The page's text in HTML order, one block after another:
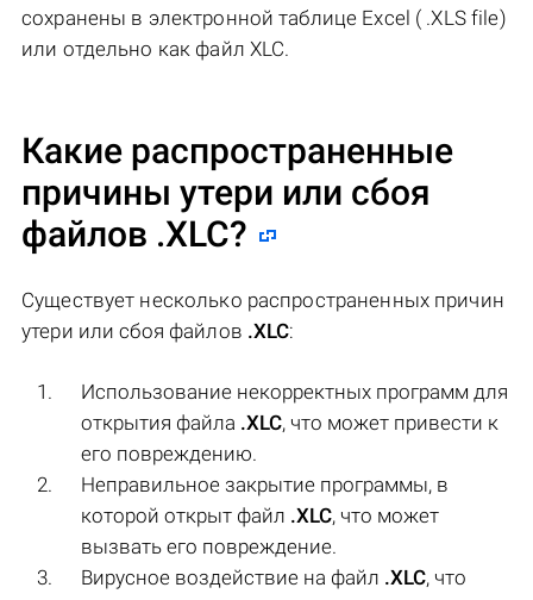
сохранены в электронной таблице Excel ( .XLS file)
или отдельно как файл XLC.
Какие распространенные
причины утери или сбоя
файлов .XLC?
Существует несколько распространенных причин
утери или сбоя файлов .XLC:
Использование некорректных программ для
открытия файла .XLC, что может привести к
его повреждению.
Неправильное закрытие программы, в
которой открыт файл .XLC, что может
вызвать его повреждение.
Вирусное воздействие на файл .XLC, что